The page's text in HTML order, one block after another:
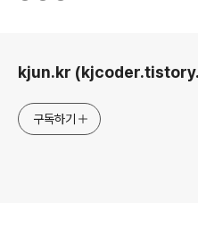
kjun.kr
구독하기